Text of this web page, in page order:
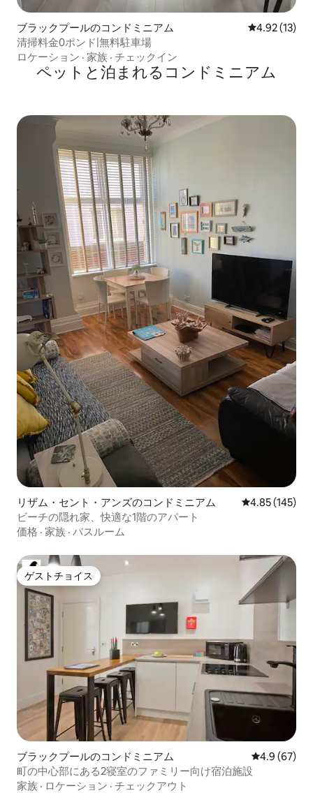
ブラックプールのコンドミニアム レビュー13
4.92 (13)
清掃料金0ポンド|無料駐車場
ロケーション · 家族 · チェックイン
ペットと泊まれるコンドミニアム
リザム・セント・アンズのコンドミニアム レビュー145
4.85 (145)
ビーチの隠れ家、快適な1階のアパート
価格 · 家族 · バスルーム
ゲストチョイス
ゲストチョイス
ブラックプールのコンドミニアム レビュー67
4.9 (67)
町の中心部にある2寝室のファミリー向け宿泊施設
家族 · ロケーション · チェックアウト